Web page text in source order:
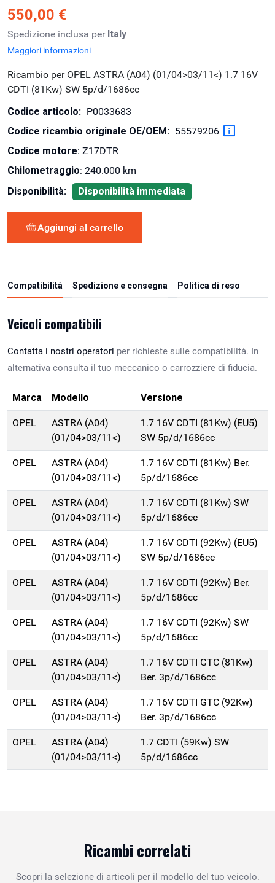
550,00 €
Spedizione inclusa per Italy
Maggiori informazioni
Ricambio per OPEL ASTRA (A04) (01/04>03/11<) 1.7 16V
CDTI (81Kw) SW 5p/d/1686cc
Codice articolo: P0033683
Codice ricambio originale OE/OEM: 55579206
Codice motore: Z17DTR
Chilometraggio: 240.000 km
Disponibilità:
Disponibilità immediata
Aggiungi al carrello
Compatibilità Spedizione e consegna Politica di reso
Veicoli compatibili
Contatta i nostri operatori per richieste sulle compatibilità. In
alternativa consulta il tuo meccanico o carrozziere di fiducia.
Marca Modello Versione
OPEL
ASTRA (A04)
(01/04>03/11<)
1.7 16V CDTI (81Kw) (EU5)
SW 5p/d/1686cc
OPEL
ASTRA (A04)
(01/04>03/11<)
1.7 16V CDTI (81Kw) Ber.
5p/d/1686cc
OPEL
ASTRA (A04)
(01/04>03/11<)
1.7 16V CDTI (81Kw) SW
5p/d/1686cc
OPEL
ASTRA (A04)
(01/04>03/11<)
1.7 16V CDTI (92Kw) (EU5)
SW 5p/d/1686cc
OPEL
ASTRA (A04)
(01/04>03/11<)
1.7 16V CDTI (92Kw) Ber.
5p/d/1686cc
OPEL
ASTRA (A04)
(01/04>03/11<)
1.7 16V CDTI (92Kw) SW
5p/d/1686cc
OPEL
ASTRA (A04)
(01/04>03/11<)
1.7 16V CDTI GTC (81Kw)
Ber. 3p/d/1686cc
OPEL
ASTRA (A04)
(01/04>03/11<)
1.7 16V CDTI GTC (92Kw)
Ber. 3p/d/1686cc
OPEL
ASTRA (A04)
(01/04>03/11<)
1.7 CDTI (59Kw) SW
5p/d/1686cc
Ricambi correlati
Scopri la selezione di articoli per il modello del tuo veicolo.